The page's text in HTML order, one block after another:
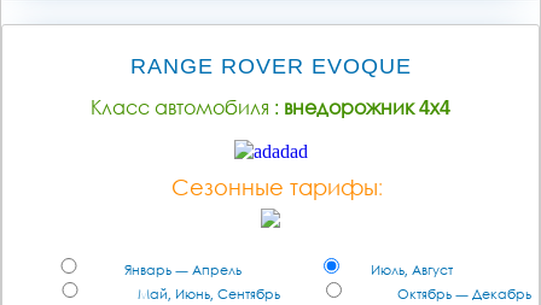
RANGE ROVER EVOQUE
Класс автомобиля : внедорожник 4х4
Сезонные тарифы:
Январь — Апрель
Май, Июнь, Сентябрь
Июль, Август
Октябрь — Декабрь